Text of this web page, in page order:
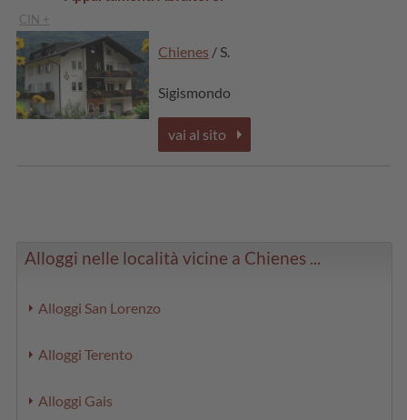
CIN +
Chienes / S.
Sigismondo
vai al sito
Alloggi nelle località vicine a Chienes ...
Alloggi San Lorenzo
Alloggi Terento
Alloggi Gais